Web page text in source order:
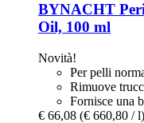
BYNACHT
Oil, 100 ml
Novità!
Per pelli
Rimuove
Fornisce una
€ 66,08 (€ 660,80 / l)